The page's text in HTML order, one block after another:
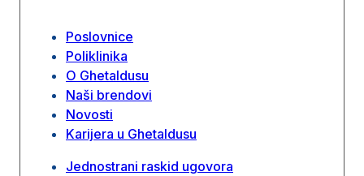
Poslovnice
Poliklinika
O Ghetaldusu
Naši brendovi
Novosti
Karijera u Ghetaldusu
Jednostrani raskid ugovora